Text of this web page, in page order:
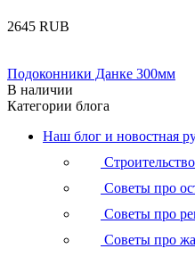
‍2645‍ RUB
Подоконники Данке 300мм
В наличии
Категории блога
Наш блог и новостная
Советы про
Советы про
Советы про